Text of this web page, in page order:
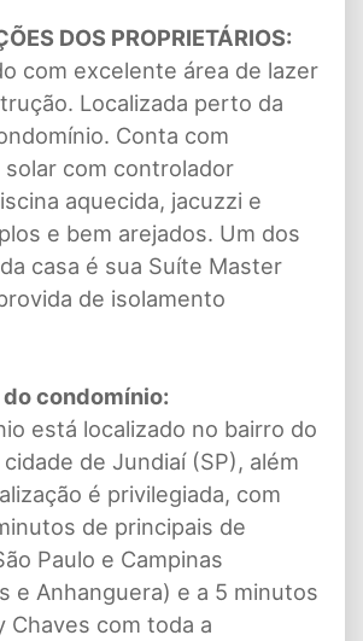
DOS PROPRIETÁRIOS:
com excelente área de lazer
Localizada perto da
Conta com
com controlador
aquecida, jacuzzi e
e bem arejados. Um dos
casa é sua Suíte Master
de isolamento
condomínio:
está localizado no bairro do
de Jundiaí (SP), além
é privilegiada, com
de principais de
Paulo e Campinas
e Anhanguera) e a 5 minutos
Chaves com toda a